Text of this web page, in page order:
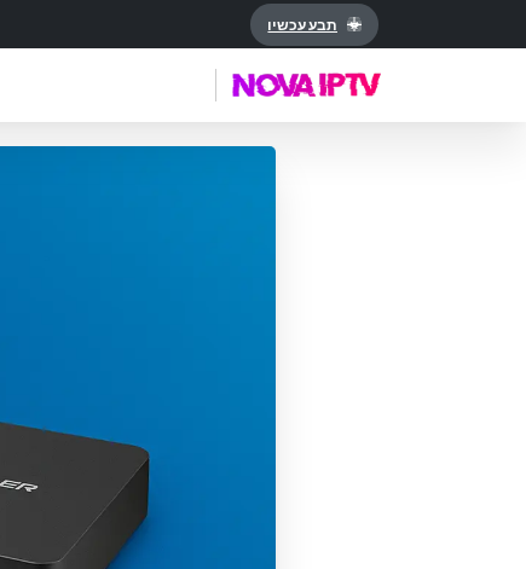
תבע עכשיו